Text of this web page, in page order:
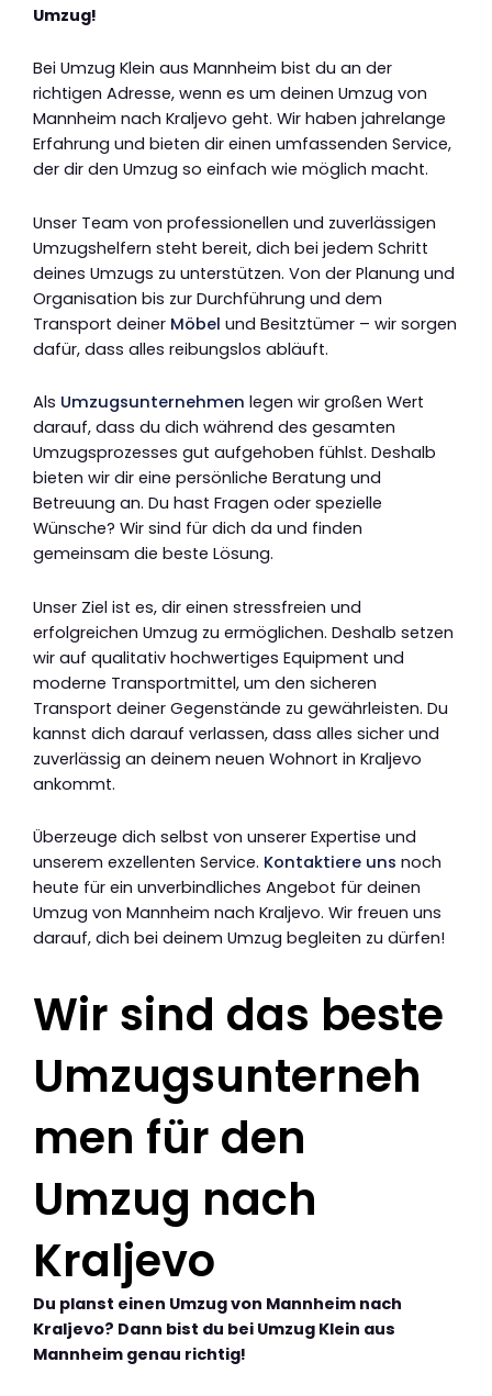
Umzug!
Bei Umzug Klein aus Mannheim bist du an der
richtigen Adresse, wenn es um deinen Umzug von
Mannheim nach Kraljevo geht. Wir haben jahrelange
Erfahrung und bieten dir einen umfassenden Service,
der dir den Umzug so einfach wie möglich macht.
Unser Team von professionellen und zuverlässigen
Umzugshelfern steht bereit, dich bei jedem Schritt
deines Umzugs zu unterstützen. Von der Planung und
Organisation bis zur Durchführung und dem
Transport deiner Möbel und Besitztümer – wir sorgen
dafür, dass alles reibungslos abläuft.
Als Umzugsunternehmen legen wir großen Wert
darauf, dass du dich während des gesamten
Umzugsprozesses gut aufgehoben fühlst. Deshalb
bieten wir dir eine persönliche Beratung und
Betreuung an. Du hast Fragen oder spezielle
Wünsche? Wir sind für dich da und finden
gemeinsam die beste Lösung.
Unser Ziel ist es, dir einen stressfreien und
erfolgreichen Umzug zu ermöglichen. Deshalb setzen
wir auf qualitativ hochwertiges Equipment und
moderne Transportmittel, um den sicheren
Transport deiner Gegenstände zu gewährleisten. Du
kannst dich darauf verlassen, dass alles sicher und
zuverlässig an deinem neuen Wohnort in Kraljevo
ankommt.
Überzeuge dich selbst von unserer Expertise und
unserem exzellenten Service. Kontaktiere uns noch
heute für ein unverbindliches Angebot für deinen
Umzug von Mannheim nach Kraljevo. Wir freuen uns
darauf, dich bei deinem Umzug begleiten zu dürfen!
Wir sind das beste
Umzugsunterneh
men für den
Umzug nach
Kraljevo
Du planst einen Umzug von Mannheim nach
Kraljevo? Dann bist du bei Umzug Klein aus
Mannheim genau richtig!